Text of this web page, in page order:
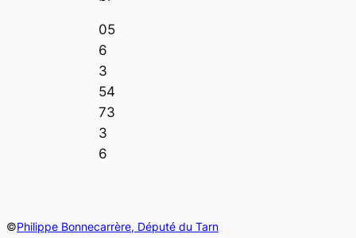
05
6
3
54
73
3
6
©Philippe Bonnecarrère, Député du Tarn